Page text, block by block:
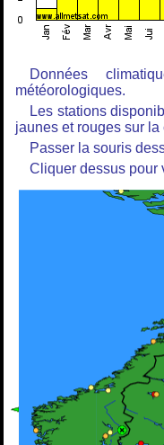
Données
météorologiques.
Les stations
jaunes et rouges sur la
Passer la souris
Cliquer dessus pour